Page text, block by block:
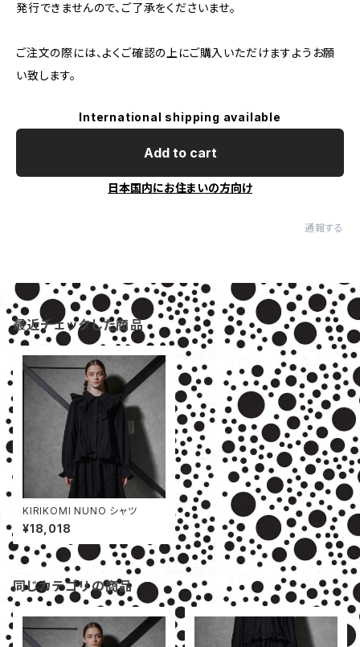
発行できませんので、ご了承をくださいませ。
ご注文の際には、よくご確認の上にご購入いただけますようお願
い致します。
International shipping available
Add to cart
日本国内にお住まいの方向け
通報する
最近チェックした商品
KIRIKOMI NUNO シャツ
¥18,018
同じカテゴリの商品